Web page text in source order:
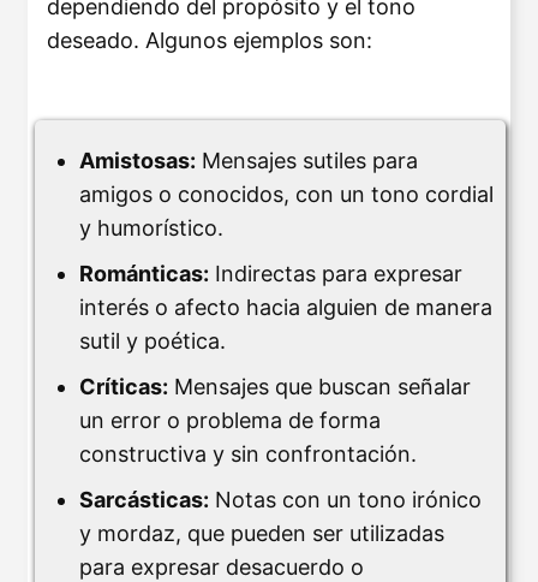
dependiendo del propósito y el tono
deseado. Algunos ejemplos son:
Amistosas: Mensajes sutiles para
amigos o conocidos, con un tono cordial
y humorístico.
Románticas: Indirectas para expresar
interés o afecto hacia alguien de manera
sutil y poética.
Críticas: Mensajes que buscan señalar
un error o problema de forma
constructiva y sin confrontación.
Sarcásticas: Notas con un tono irónico
y mordaz, que pueden ser utilizadas
para expresar desacuerdo o